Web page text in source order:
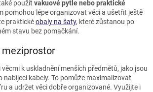
použít vakuové pytle nebo praktické
pomohou lépe organizovat věci a ušetřit ještě
praktickéobaly na šaty, které zůstanou po
stavu bez pomačkání.
meziprostor
k uskladnění menších předmětů, jako jsou
nabíjecí kabely. To pomůže maximalizovat
a udržet věci dobře organizované. Využijte i